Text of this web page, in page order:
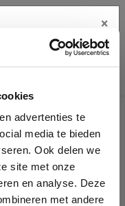
advertenties te
media te bieden
Ook delen we
site met onze
en analyse. Deze
met andere
×